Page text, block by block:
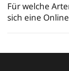
Für welche
sich eine